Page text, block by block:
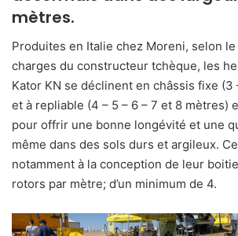
mètres.
Produites en Italie chez Moreni, selon
charges du constructeur tchèque, les
Kator KN se déclinent en châssis fixe
et à repliable (4 – 5 – 6 – 7 et 8 mètres)
pour offrir une bonne longévité et une
même dans des sols durs et argileux.
notamment à la conception de leur
rotors par mètre; d’un minimum de 4.